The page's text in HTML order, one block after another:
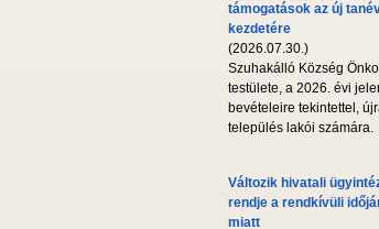
támogatások az új
kezdetére
(2026.07.30.)
Szuhakálló Község
testülete, a 2026. évi
bevételeire tekintettel,
település lakói számára.
Változik hivatali
rendje a rendkívüli
miatt